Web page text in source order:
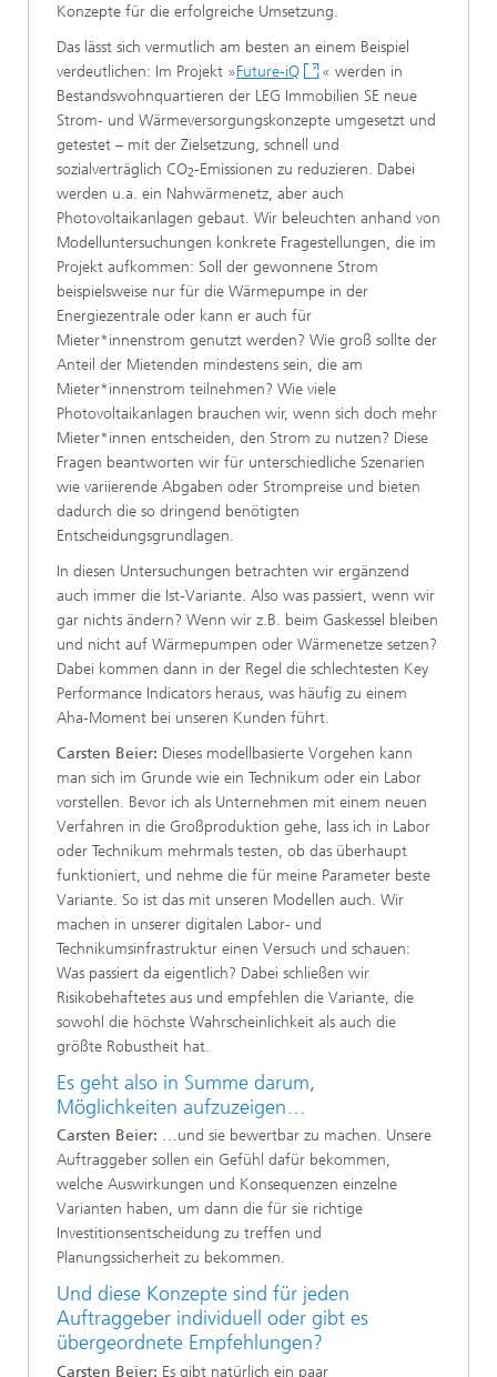
Konzepte für die erfolgreiche Umsetzung.
Das lässt sich vermutlich am besten an einem Beispiel
verdeutlichen: Im Projekt »Future-iQ
« werden in
Bestandswohnquartieren der LEG Immobilien SE neue
Strom- und Wärmeversorgungskonzepte umgesetzt und
getestet – mit der Zielsetzung, schnell und
sozialverträglich CO2-Emissionen zu reduzieren. Dabei
werden u.a. ein Nahwärmenetz, aber auch
Photovoltaikanlagen gebaut. Wir beleuchten anhand von
Modelluntersuchungen konkrete Fragestellungen, die im
Projekt aufkommen: Soll der gewonnene Strom
beispielsweise nur für die Wärmepumpe in der
Energiezentrale oder kann er auch für
Mieter*innenstrom genutzt werden? Wie groß sollte der
Anteil der Mietenden mindestens sein, die am
Mieter*innenstrom teilnehmen? Wie viele
Photovoltaikanlagen brauchen wir, wenn sich doch mehr
Mieter*innen entscheiden, den Strom zu nutzen? Diese
Fragen beantworten wir für unterschiedliche Szenarien
wie variierende Abgaben oder Strompreise und bieten
dadurch die so dringend benötigten
Entscheidungsgrundlagen.
In diesen Untersuchungen betrachten wir ergänzend
auch immer die Ist-Variante. Also was passiert, wenn wir
gar nichts ändern? Wenn wir z.B. beim Gaskessel bleiben
und nicht auf Wärmepumpen oder Wärmenetze setzen?
Dabei kommen dann in der Regel die schlechtesten Key
Performance Indicators heraus, was häufig zu einem
Aha-Moment bei unseren Kunden führt.
Carsten Beier: Dieses modellbasierte Vorgehen kann
man sich im Grunde wie ein Technikum oder ein Labor
vorstellen. Bevor ich als Unternehmen mit einem neuen
Verfahren in die Großproduktion gehe, lass ich in Labor
oder Technikum mehrmals testen, ob das überhaupt
funktioniert, und nehme die für meine Parameter beste
Variante. So ist das mit unseren Modellen auch. Wir
machen in unserer digitalen Labor- und
Technikumsinfrastruktur einen Versuch und schauen:
Was passiert da eigentlich? Dabei schließen wir
Risikobehaftetes aus und empfehlen die Variante, die
sowohl die höchste Wahrscheinlichkeit als auch die
größte Robustheit hat.
Es geht also in Summe darum,
Möglichkeiten aufzuzeigen…
Carsten Beier: …und sie bewertbar zu machen. Unsere
Auftraggeber sollen ein Gefühl dafür bekommen,
welche Auswirkungen und Konsequenzen einzelne
Varianten haben, um dann die für sie richtige
Investitionsentscheidung zu treffen und
Planungssicherheit zu bekommen.
Und diese Konzepte sind für jeden
Auftraggeber individuell oder gibt es
übergeordnete Empfehlungen?
Carsten Beier: Es gibt natürlich ein paar